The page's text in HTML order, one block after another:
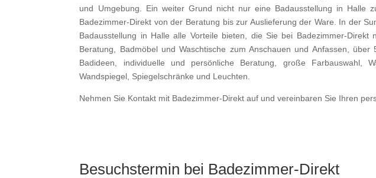
und Umgebung. Ein weiter Grund nicht nur eine Badausstellung in Halle
Badezimmer-Direkt von der Beratung bis zur Auslieferung der Ware. In der
Badausstellung in Halle alle Vorteile bieten, die Sie bei Badezimmer-
Beratung, Badmöbel und Waschtische zum Anschauen und Anfassen, über
Badideen, individuelle und persönliche Beratung, große Farbauswahl,
Wandspiegel, Spiegelschränke und Leuchten.
Nehmen Sie Kontakt mit Badezimmer-Direkt auf und vereinbaren Sie Ihren
Besuchstermin bei Badezimmer-Direkt